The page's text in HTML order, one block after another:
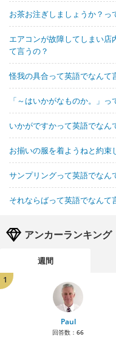
お茶お注ぎしましょうか？っ
エアコンが故障してしまい店
て言うの？
怪我の具合って英語でなんて
「～はいかがなものか。」
いかがですかって英語でなん
お揃いの服を着ようねと約束
サンプリングって英語でなん
それならばって英語でなんて
アンカーランキング
週間
1
Paul
回答数： 66